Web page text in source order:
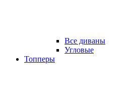
Все диваны
Угловые
Топперы